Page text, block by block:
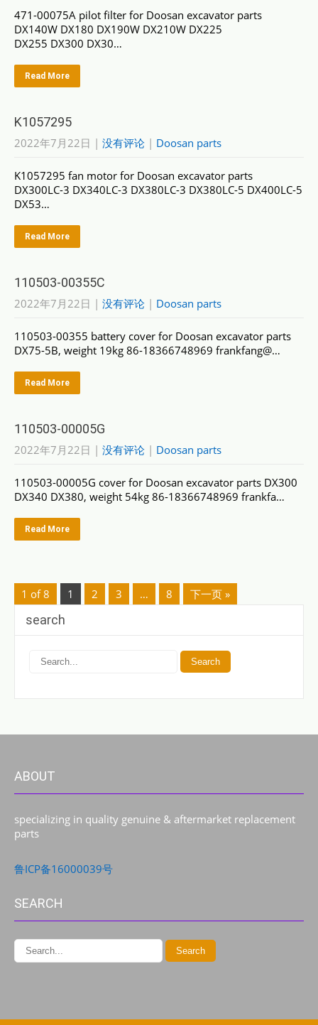
471-00075A pilot filter for Doosan excavator parts
DX140W DX180 DX190W DX210W DX225
DX255 DX300 DX30…
Read More
K1057295
2022年7月22日 | 没有评论 | Doosan parts
K1057295 fan motor for Doosan excavator parts
DX300LC-3 DX340LC-3 DX380LC-3 DX380LC-5 DX400LC-5
DX53…
Read More
110503-00355C
2022年7月22日 | 没有评论 | Doosan parts
110503-00355 battery cover for Doosan excavator parts
DX75-5B, weight 19kg 86-18366748969 frankfang@…
Read More
110503-00005G
2022年7月22日 | 没有评论 | Doosan parts
110503-00005G cover for Doosan excavator parts DX300
DX340 DX380, weight 54kg 86-18366748969 frankfa…
Read More
1 of 8 1 2 3 … 8 下一页 »
search
ABOUT
specializing in quality genuine & aftermarket replacement
parts
鲁ICP备16000039号
SEARCH